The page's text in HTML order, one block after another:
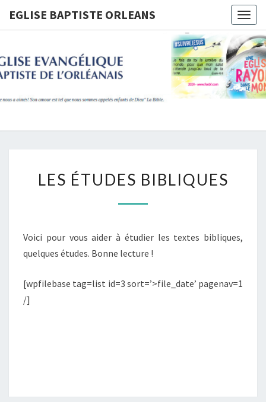
EGLISE BAPTISTE ORLEANS
EGLISE
ORLEANS
ÉTUDES
LES ÉTUDES BIBLIQUES
Voici pour vous aider à étudier les textes bibliques,
quelques études. Bonne lecture !
[wpfilebase tag=list id=3 sort=’>file_date’ pagenav=1
/]